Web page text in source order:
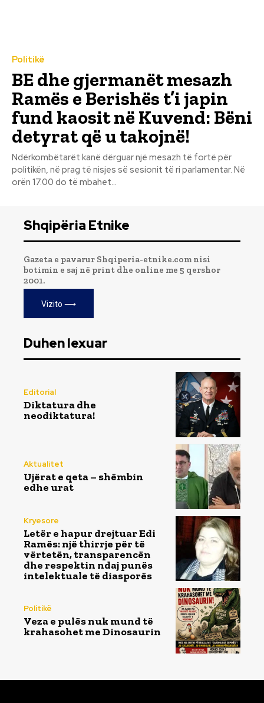
Politikë
BE dhe gjermanët mesazh
Ramës e Berishës t’i japin
fund kaosit në Kuvend: Bëni
detyrat që u takojnë!
Ndërkombëtarët kanë dërguar një mesazh të fortë për
politikën, në prag të nisjes së sesionit të ri parlamentar. Në
orën 17.00 do të mbahet...
Shqipëria Etnike
Gazeta e pavarur Shqiperia-etnike.com nisi
botimin e saj në print dhe online me 5 qershor
2001.
Vizito ⟶
Duhen lexuar
Editorial
Diktatura dhe
neodiktatura!
Aktualitet
Ujërat e qeta – shëmbin
edhe urat
Kryesore
Letër e hapur drejtuar Edi
Ramës: një thirrje për të
vërtetën, transparencën
dhe respektin ndaj punës
intelektuale të diasporës
Politikë
Veza e pulës nuk mund të
krahasohet me Dinosaurin